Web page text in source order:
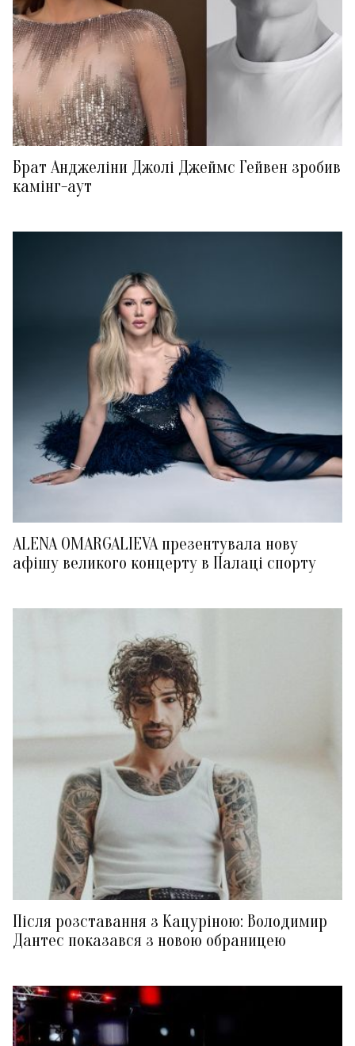
Брат Анджеліни Джолі Джеймс Гейвен зробив
камінг-аут
ALENA OMARGALIEVA презентувала нову
афішу великого концерту в Палаці спорту
Після розставання з Кацуріною: Володимир
Дантес показався з новою обраницею